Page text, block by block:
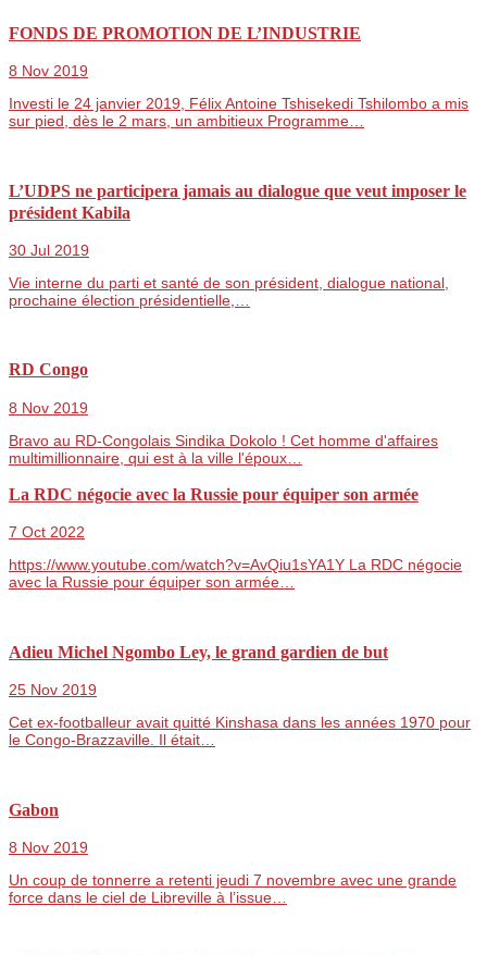
FONDS DE PROMOTION DE L’INDUSTRIE
8 Nov 2019
Investi le 24 janvier 2019, Félix Antoine Tshisekedi Tshilombo a mis
sur pied, dès le 2 mars, un ambitieux Programme…
L’UDPS ne participera jamais au dialogue que veut imposer le
président Kabila
30 Jul 2019
Vie interne du parti et santé de son président, dialogue national,
prochaine élection présidentielle,…
RD Congo
8 Nov 2019
Bravo au RD-Congolais Sindika Dokolo ! Cet homme d'affaires
multimillionnaire, qui est à la ville l'époux…
La RDC négocie avec la Russie pour équiper son armée
7 Oct 2022
https://www.youtube.com/watch?v=AvQiu1sYA1Y La RDC négocie
avec la Russie pour équiper son armée…
Adieu Michel Ngombo Ley, le grand gardien de but
25 Nov 2019
Cet ex-footballeur avait quitté Kinshasa dans les années 1970 pour
le Congo-Brazzaville. Il était…
Gabon
8 Nov 2019
Un coup de tonnerre a retenti jeudi 7 novembre avec une grande
force dans le ciel de Libreville à l’issue…